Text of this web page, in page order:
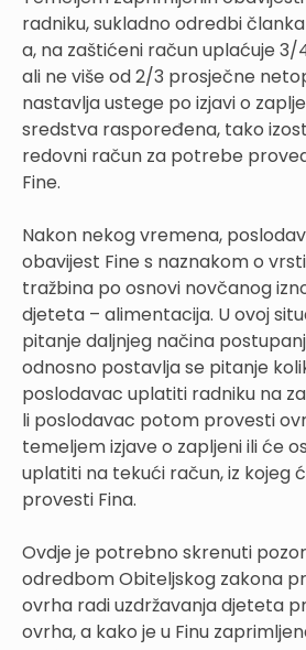
radniku, sukladno odredbi članka
a, na zaštićeni račun uplaćuje
ali ne više od 2/3 prosječne
nastavlja ustege po izjavi o
sredstva raspoređena, tako
redovni račun za potrebe
Fine.
Nakon nekog vremena,
obavijest Fine s naznakom o
tražbina po osnovi novčanog
djeteta – alimentacija. U ovoj
pitanje daljnjeg načina
odnosno postavlja se pitanje
poslodavac uplatiti radniku na
li poslodavac potom provesti
temeljem izjave o zapljeni ili će
uplatiti na tekući račun, iz kojeg
provesti Fina.
Ovdje je potrebno skrenuti
odredbom Obiteljskog zakona
ovrha radi uzdržavanja djeteta
ovrha, a kako je u Finu